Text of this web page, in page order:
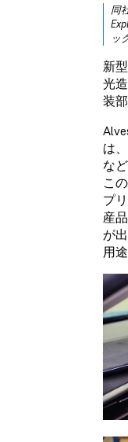
同
ッ
新
光
装
は
な
こ
プ
産
が
用